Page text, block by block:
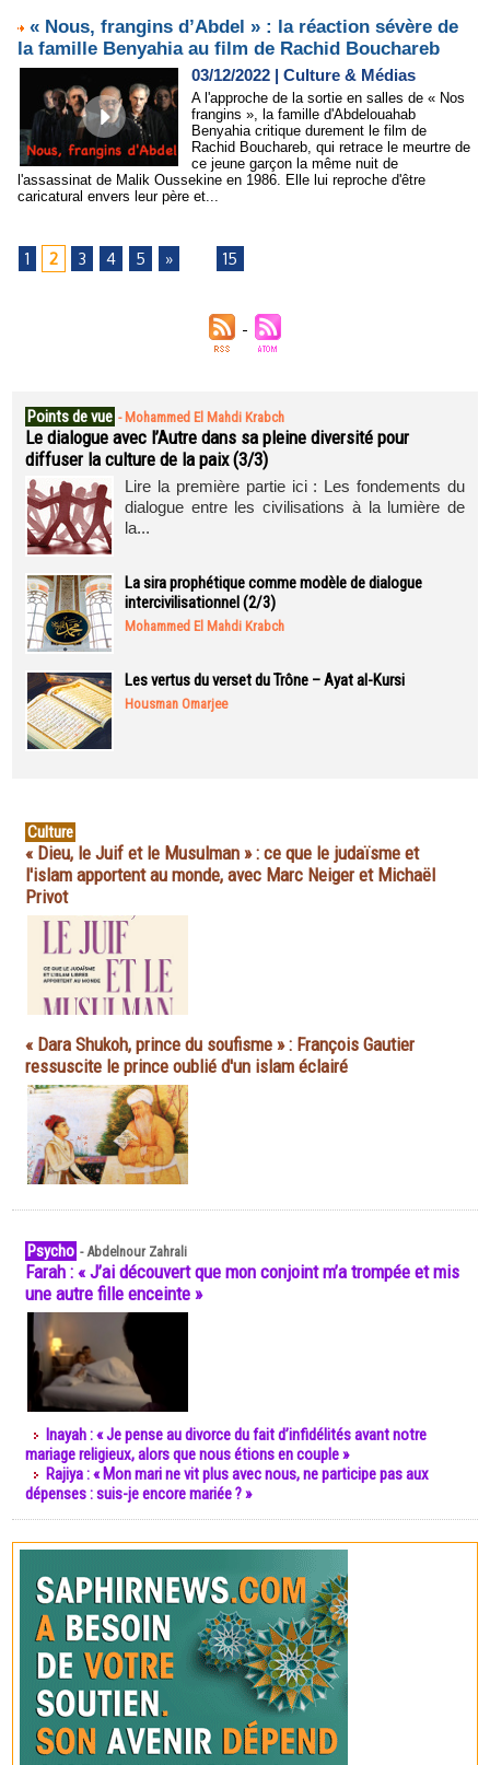
« Nous, frangins d’Abdel » : la réaction sévère de
la famille Benyahia au film de Rachid Bouchareb
03/12/2022 | Culture & Médias
A l'approche de la sortie en salles de « Nos
frangins », la famille d'Abdelouahab
Benyahia critique durement le film de
Rachid Bouchareb, qui retrace le meurtre de
ce jeune garçon la même nuit de
l'assassinat de Malik Oussekine en 1986. Elle lui reproche d'être
caricatural envers leur père et...
1 2 3 4 5 » 15
Points de vue - Mohammed El Mahdi Krabch
Le dialogue avec l’Autre dans sa pleine diversité pour
diffuser la culture de la paix (3/3)
Lire la première partie ici : Les fondements du
dialogue entre les civilisations à la lumière de
la...
La sira prophétique comme modèle de dialogue
intercivilisationnel (2/3)
Mohammed El Mahdi Krabch
Les vertus du verset du Trône – Ayat al-Kursi
Housman Omarjee
Culture
« Dieu, le Juif et le Musulman » : ce que le judaïsme et
l'islam apportent au monde, avec Marc Neiger et Michaël
Privot
« Dara Shukoh, prince du soufisme » : François Gautier
ressuscite le prince oublié d'un islam éclairé
Psycho -Abdelnour Zahrali
Farah : « J’ai découvert que mon conjoint m’a trompée et mis
une autre fille enceinte »
Inayah : « Je pense au divorce du fait d’infidélités avant notre
mariage religieux, alors que nous étions en couple »
Rajiya : « Mon mari ne vit plus avec nous, ne participe pas aux
dépenses : suis-je encore mariée ? »